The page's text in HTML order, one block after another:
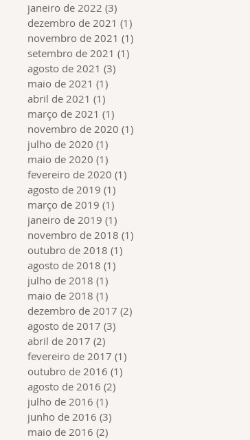
janeiro de 2022 (3)
dezembro de 2021 (1)
novembro de 2021 (1)
setembro de 2021 (1)
agosto de 2021 (3)
maio de 2021 (1)
abril de 2021 (1)
março de 2021 (1)
novembro de 2020 (1)
julho de 2020 (1)
maio de 2020 (1)
fevereiro de 2020 (1)
agosto de 2019 (1)
março de 2019 (1)
janeiro de 2019 (1)
novembro de 2018 (1)
outubro de 2018 (1)
agosto de 2018 (1)
julho de 2018 (1)
maio de 2018 (1)
dezembro de 2017 (2)
agosto de 2017 (3)
abril de 2017 (2)
fevereiro de 2017 (1)
outubro de 2016 (1)
agosto de 2016 (2)
julho de 2016 (1)
junho de 2016 (3)
maio de 2016 (2)